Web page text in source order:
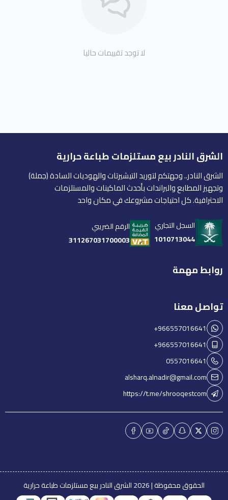
لا توجد تقييمات حاليا
الشرق النادر بيع مستلزمات طباعة حرارية
الشرق النادر.. وجهتكم لتوريد التيشيرتات والهوديات السادة (جملة)
وتجهيز المطابع والبراندات بأحدث الماكينات والمستلزمات
الاحترافية. كل احتياجات مشروعك في مكان واحد
السجل التجاري
1010713044
الرقم الضريبي
311267031700003
روابط مهمة
تواصل معنا
+966557016641
+966557016641
0557016641
alsharq.alnadir@gmail.com
https://t.me/shrooqestcom
الحقوق محفوظة | 2026 الشرق النادر بيع مستلزمات طباعة حرارية